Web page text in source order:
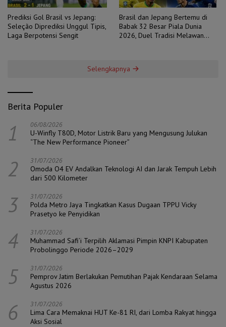
Prediksi Gol Brasil vs Jepang:
Seleção Diprediksi Unggul Tipis,
Laga Berpotensi Sengit
Brasil dan Jepang Bertemu di
Babak 32 Besar Piala Dunia
2026, Duel Tradisi Melawan
Selengkapnya
Berita Populer
1 06/08/2026
U-Winfly T80D, Motor Listrik Baru yang Mengusung Julukan
“The New Performance Pioneer”
2 31/07/2026
Omoda O4 EV Andalkan Teknologi AI dan Jarak Tempuh Lebih
dari 500 Kilometer
3 31/07/2026
Polda Metro Jaya Tingkatkan Kasus Dugaan TPPU Vicky
Prasetyo ke Penyidikan
4 31/07/2026
Muhammad Safi’i Terpilih Aklamasi Pimpin KNPI Kabupaten
Probolinggo Periode 2026–2029
5 31/07/2026
Pemprov Jatim Berlakukan Pemutihan Pajak Kendaraan Selama
Agustus 2026
6 31/07/2026
Lima Cara Memaknai HUT Ke-81 RI, dari Lomba Rakyat hingga
Aksi Sosial